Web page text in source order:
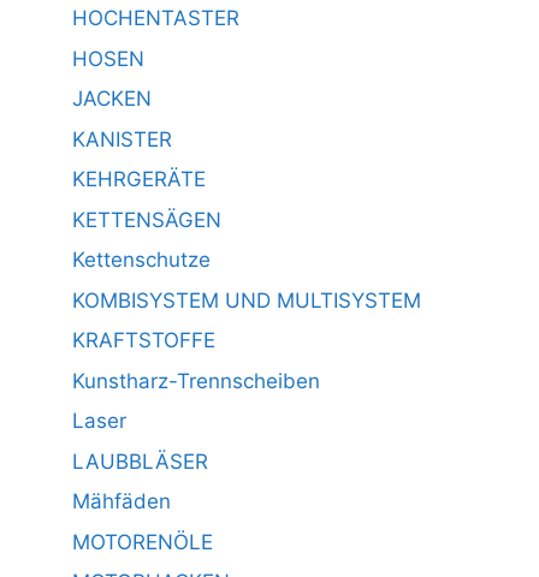
HOCHENTASTER
HOSEN
JACKEN
KANISTER
KEHRGERÄTE
KETTENSÄGEN
Kettenschutze
KOMBISYSTEM UND MULTISYSTEM
KRAFTSTOFFE
Kunstharz-Trennscheiben
Laser
LAUBBLÄSER
Mähfäden
MOTORENÖLE